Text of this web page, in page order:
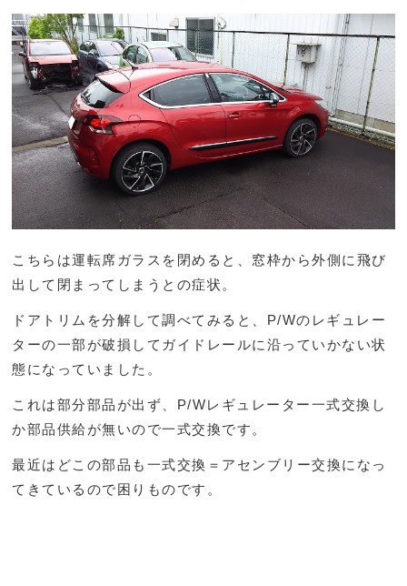
こちらは運転席ガラスを閉めると、窓枠から外側に飛び
出して閉まってしまうとの症状。
ドアトリムを分解して調べてみると、P/Wのレギュレー
ターの一部が破損してガイドレールに沿っていかない状
態になっていました。
これは部分部品が出ず、P/Wレギュレーター一式交換し
か部品供給が無いので一式交換です。
最近はどこの部品も一式交換＝アセンブリー交換になっ
てきているので困りものです。